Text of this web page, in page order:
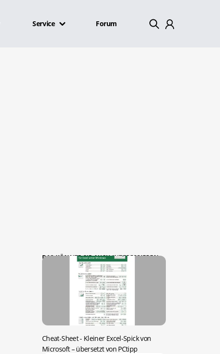
Service Forum
DAS KÖNNTE SIE AUCH INTERESSIEREN:
Cheat-Sheet - Kleiner Excel-Spick von
Microsoft – übersetzt von PCtipp